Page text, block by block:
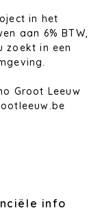
in het
aan 6% BTW,
zoekt in een
Groot Leeuw
info